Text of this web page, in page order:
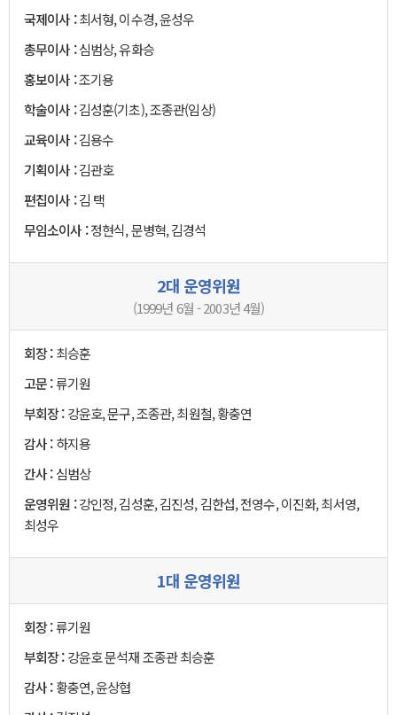
국제이사 :최서형, 이수경, 윤성우
총무이사 :심범상, 유화승
홍보이사 :조기용
학술이사 :김성훈(기초), 조종관(임상)
교육이사 :김용수
기획이사 :김관호
편집이사 :김 택
무임소이사 :정현식, 문병혁, 김경석
2대 운영위원
(1999년 6월 - 2003년 4월)
회장 :최승훈
고문 :류기원
부회장 :강윤호, 문구, 조종관, 최원철, 황충연
감사 :하지용
간사 :심범상
운영위원 :강인정, 김성훈, 김진성, 김한섭, 전영수, 이진화, 최서영,
최성우
1대 운영위원
회장 :류기원
부회장 :강윤호 문석재 조종관 최승훈
감사 :황충연, 윤상협